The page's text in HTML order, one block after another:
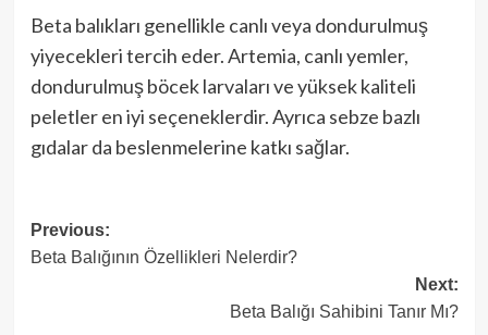
Beta balıkları genellikle canlı veya dondurulmuş
yiyecekleri tercih eder. Artemia, canlı yemler,
dondurulmuş böcek larvaları ve yüksek kaliteli
peletler en iyi seçeneklerdir. Ayrıca sebze bazlı
gıdalar da beslenmelerine katkı sağlar.
Post
navigation
Previous:
Beta Balığının Özellikleri Nelerdir?
Next:
Beta Balığı Sahibini Tanır Mı?